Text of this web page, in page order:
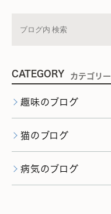
CATEGORY カテゴリー
趣味のブログ
猫のブログ
病気のブログ